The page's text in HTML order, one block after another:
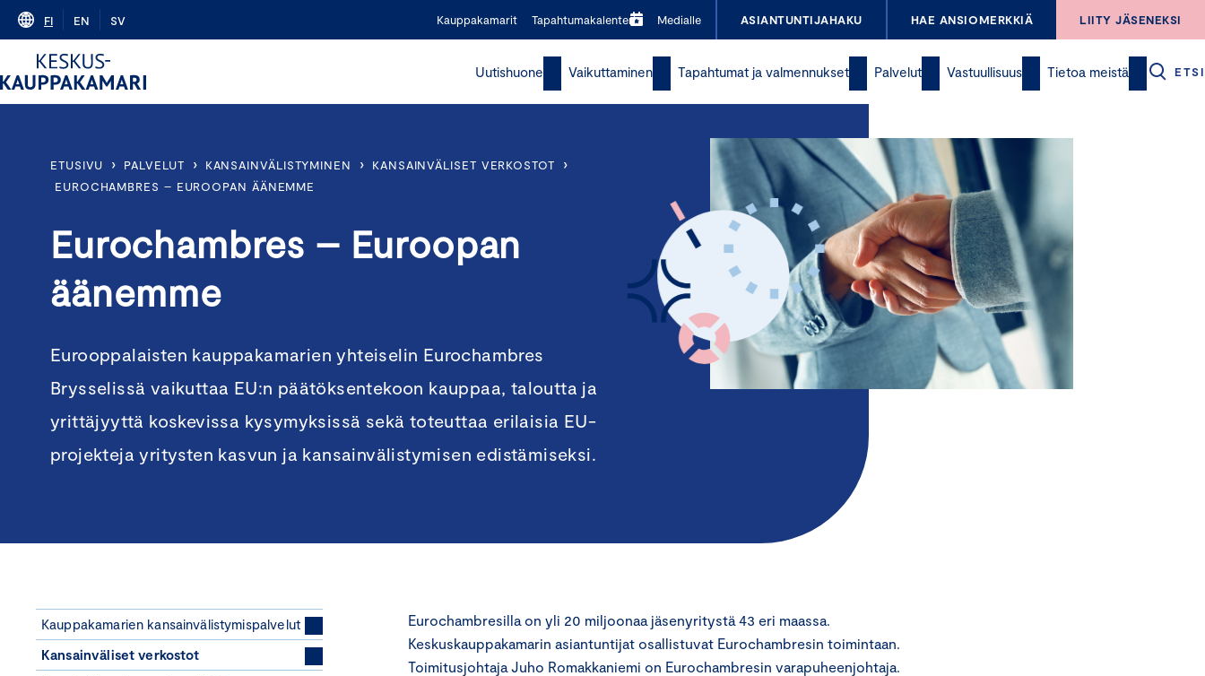
Skip
content
FI EN SV Kauppakamarit Tapahtumakalenteri Medialle ASIANTUNTIJAHAKU HAE ANSIOMERKKIÄ LIITY JÄSENEKSI
Uutishuone Vaikuttaminen Tapahtumat ja valmennukset Palvelut Vastuullisuus Tietoa meistä ETSI
ETUSIVU › PALVELUT › KANSAINVÄLISTYMINEN › KANSAINVÄLISET VERKOSTOT ›
EUROCHAMBRES – EUROOPAN ÄÄNEMME
Eurochambres – Euroopan
äänemme
Eurooppalaisten kauppakamarien yhteiselin Eurochambres
Brysselissä vaikuttaa EU:n päätöksentekoon kauppaa, taloutta ja
yrittäjyyttä koskevissa kysymyksissä sekä toteuttaa erilaisia EU-
projekteja yritysten kasvun ja kansainvälistymisen edistämiseksi.
Kauppakamarien kansainvälistymispalvelut
Kansainväliset verkostot
Eurochambresilla on yli 20 miljoonaa jäsenyritystä 43 eri maassa.
Keskuskauppakamarin asiantuntijat osallistuvat Eurochambresin toimintaan.
Toimitusjohtaja Juho Romakkaniemi on Eurochambresin varapuheenjohtaja.